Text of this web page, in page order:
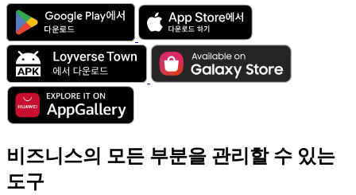
비즈니스의 모든 부분을 관리할 수 있는
도구